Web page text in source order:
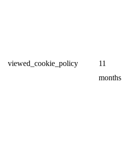
viewed_cookie_policy
11
months